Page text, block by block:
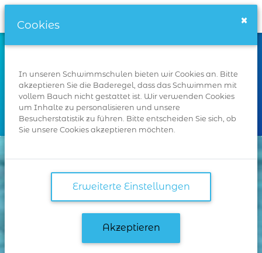
Schwimmschulen.de
Suchen
Cookies ×
In unseren Schwimmschulen bieten wir Cookies an. Bitte
akzeptieren Sie die Baderegel, dass das Schwimmen mit
vollem Bauch nicht gestattet ist. Wir verwenden Cookies
um Inhalte zu personalisieren und unsere
Besucherstatistik zu führen. Bitte entscheiden Sie sich, ob
Sie unsere Cookies akzeptieren möchten.
Erweiterte Einstellungen
Akzeptieren